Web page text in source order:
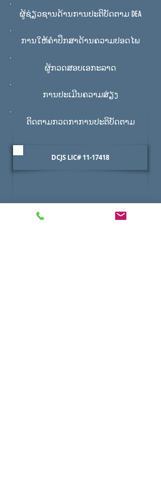
ຜູ້ຊ່ຽວຊານດ້ານການປະຕິບັດຕາມ DEA
ການໃຫ້ຄໍາປຶກສາດ້ານຄວາມປອດໄພ
ຜູ້ກວດສອບເອກະລາດ
ການປະເມີນຄວາມສ່ຽງ
ຕິດຕາມກວດກາການປະຕິບັດຕາມ
DCJS LIC# 11-17418